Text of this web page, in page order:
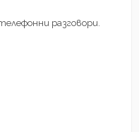
разговори.